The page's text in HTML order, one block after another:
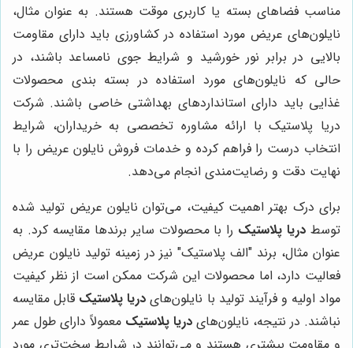
مناسب فضاهای بسته یا کاربری موقت هستند. به عنوان مثال،
نایلون‌های عریض مورد استفاده در کشاورزی باید دارای مقاومت
بالایی در برابر نور خورشید و شرایط جوی نامساعد باشند، در
حالی که نایلون‌های مورد استفاده در بسته بندی محصولات
غذایی باید دارای استانداردهای بهداشتی خاصی باشند. شرکت
دریا پلاستیک با ارائه مشاوره تخصصی به خریداران، شرایط
انتخاب درست را فراهم کرده و خدمات فروش نایلون عریض را با
نهایت دقت و رضایت‌مندی انجام می‌دهد.
برای درک بهتر اهمیت کیفیت، می‌توان نایلون عریض تولید شده
توسط دریا پلاستیک را با محصولات سایر برندها مقایسه کرد. به
عنوان مثال، برند "الف پلاستیک" نیز در زمینه تولید نایلون عریض
فعالیت دارد، اما محصولات این شرکت ممکن است از نظر کیفیت
مواد اولیه و فرآیند تولید با نایلون‌های دریا پلاستیک قابل مقایسه
نباشند. در نتیجه، نایلون‌های دریا پلاستیک معمولاً دارای طول عمر